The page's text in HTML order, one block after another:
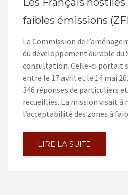
faibles émissions
La Commission de
du développement durable du
consultation. Celle-ci portait
entre le 17 avril et le 14 mai
346 réponses de particuliers
recueillies. La mission visait à
l’acceptabilité des zones à
LIRE LA SUITE